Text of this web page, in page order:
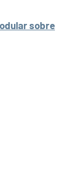
sobre